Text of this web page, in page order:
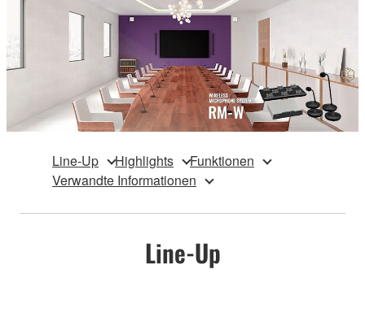
Line-Up Highlights
Funktionen
Verwandte Informationen
Line-Up